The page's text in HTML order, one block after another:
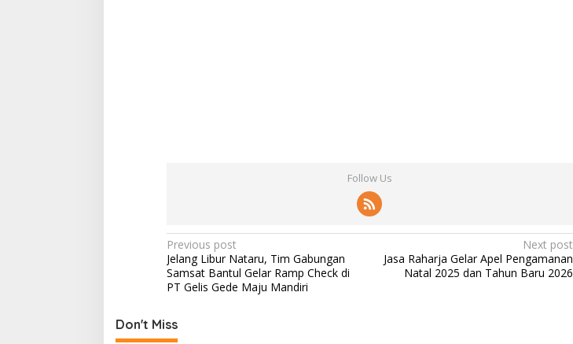
Follow Us
Post
navigation
Previous post
Jelang Libur Nataru, Tim Gabungan
Samsat Bantul Gelar Ramp Check di
PT Gelis Gede Maju Mandiri
Next post
Jasa Raharja Gelar Apel Pengamanan
Natal 2025 dan Tahun Baru 2026
Don't Miss